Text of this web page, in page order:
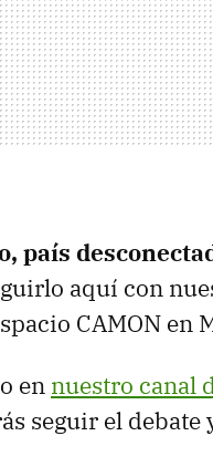
país
aquí con
CAMON en
en nuestro canal
seguir el debate